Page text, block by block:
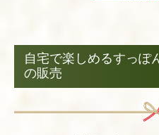
自宅で楽しめるすっぽ
の販売